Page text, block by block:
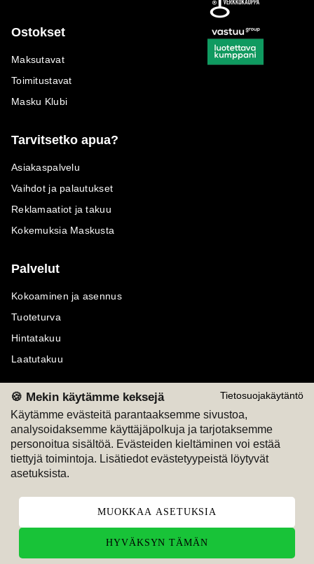
Tietosuojakäytäntö
🍪 Mekin käytämme keksejä
Käytämme evästeitä parantaaksemme sivustoa,
analysoidaksemme käyttäjäpolkuja ja tarjotaksemme
personoitua sisältöä. Evästeiden kieltäminen voi estää
tiettyjä toimintoja. Lisätiedot evästetyypeistä löytyvät
asetuksista.
MUOKKAA ASETUKSIA
HYVÄKSYN TÄMÄN
Ostokset
Maksutavat
Toimitustavat
Masku Klubi
Tarvitsetko apua?
Asiakaspalvelu
Vaihdot ja palautukset
Reklamaatiot ja takuu
Kokemuksia Maskusta
Palvelut
Kokoaminen ja asennus
Tuoteturva
Hintatakuu
Laatutakuu
Maksutavat
M
Seuraa meitä